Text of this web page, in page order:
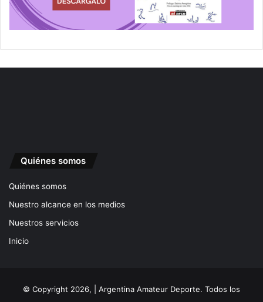
Quiénes somos
Quiénes somos
Nuestro alcance en los medios
Nuestros servicios
Inicio
© Copyright 2026, | Argentina Amateur Deporte. Todos los